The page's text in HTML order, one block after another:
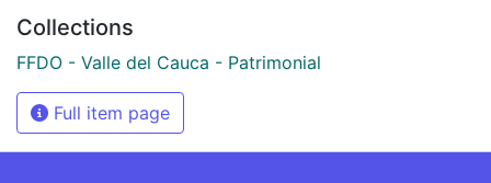
Collections
FFDO - Valle del Cauca - Patrimonial
Full item page